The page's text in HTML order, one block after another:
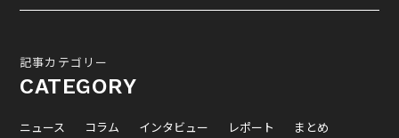
記事カテゴリー
CATEGORY
ニュース コラム インタビュー レポート
まとめ